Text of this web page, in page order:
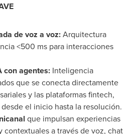
de voz a voz:Arquitectura
<500 ms para interacciones
con agentes: Inteligencia
que se conecta directamente
y las plataformas fintech,
el inicio hasta la resolución.
que impulsan experiencias
contextuales a través de voz, chat